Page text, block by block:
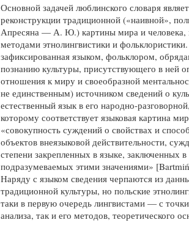
Основной задачей люблинского словаря
реконструкции традиционной («наивной»,
Апресяна — А. Ю.) картины мира и человека,
методами этнолингвистики и
зафиксированная языком, фольклором,
познанию культуры, присутствующего в ней
отношения к миру и своеобразной
не единственным) источником сведений о
естественный язык в его народно-
которому соответствует языковая картина
«совокупность суждений о свойствах и
объектов внеязыковой действительности,
степени закрепленных в языке, заключенных
подразумеваемых этими значениями»
Наряду с языком сведения черпаются из
традиционной культуры, но польские
таки в первую очередь лингвистами — с
анализа, так и его методов, теоретического